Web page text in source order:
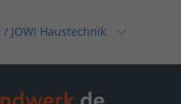
/ JOWI Haustechnik
/ Installation & Heizungsbau /